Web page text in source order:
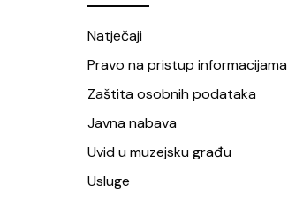
Natječaji
Pravo na pristup informacijama
Zaštita osobnih podataka
Javna nabava
Uvid u muzejsku građu
Usluge